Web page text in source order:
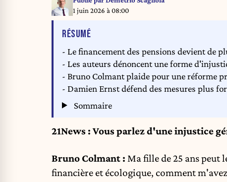
1 juin 2026 à 08:00
RÉSUMÉDE L'ARTICLE
- Le financement des pensions devient de
- Les auteurs dénoncent une forme
- Bruno Colmant plaide pour une réforme
- Damien Ernst défend des mesures plus
Sommaire
21News : Vous parlez d'une injustice
Bruno Colmant : Ma fille de 25 ans peut
financière et écologique, comment